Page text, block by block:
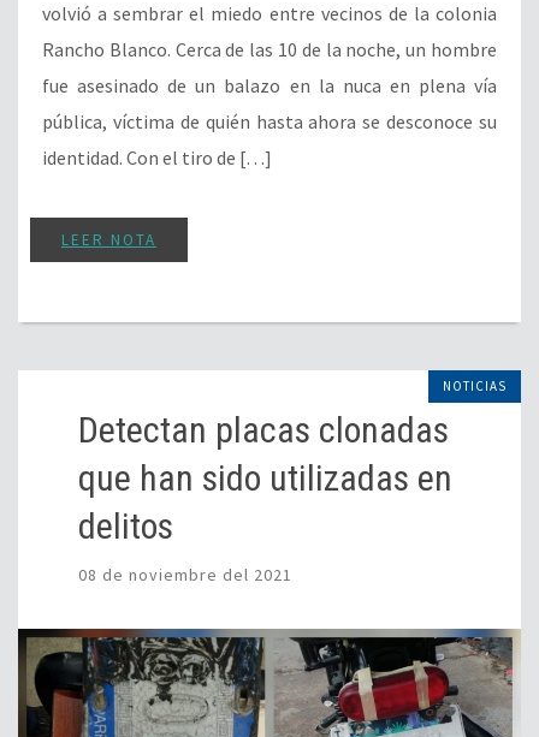
volvió a sembrar el miedo entre vecinos de la colonia
Rancho Blanco. Cerca de las 10 de la noche, un hombre
fue asesinado de un balazo en la nuca en plena vía
pública, víctima de quién hasta ahora se desconoce su
identidad. Con el tiro de […]
LEER NOTA
NOTICIAS
Detectan placas clonadas
que han sido utilizadas en
delitos
08 de noviembre del 2021